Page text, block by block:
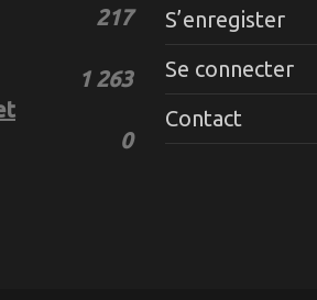
217
1 263
0
S’enregister
Se connecter
Contact